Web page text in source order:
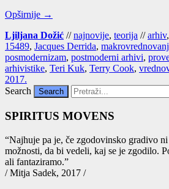
Opširnije →
Ljiljana Dožić // najnovije, teorija // arhiv,
15489, Jacques Derrida,
posmodernizam, postmoderni arhivi,
arhivistike, Teri Kuk, Terry Cook,
2017.
Search
SPIRITUS MOVENS
“Naj­hu­je pa je, če zgo­do­vin­sko gra­di­vo
mož­nos­ti, da bi vede­li, kaj se je zgo­di­lo.
ali fan­ta­zi­ra­mo.”
/ Mitja Sadek, 2017 /